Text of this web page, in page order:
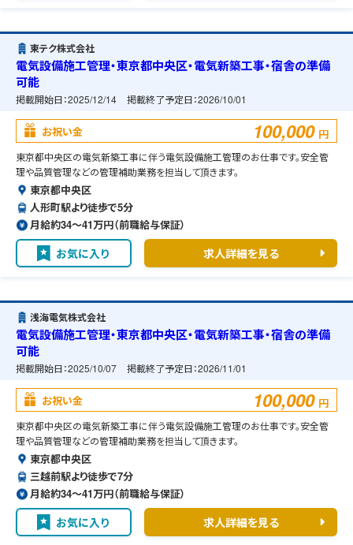
東テク株式会社
電気設備施工管理・東京都中央区・電気新築工事・宿舎の準備
可能
掲載開始日：2025/12/14 掲載終了予定日：2026/10/01
お祝い金 100,000 円
東京都中央区の電気新築工事に伴う電気設備施工管理のお仕事です。安全管
理や品質管理などの管理補助業務を担当して頂きます。
東京都中央区
人形町駅より徒歩で5分
月給約34〜41万円（前職給与保証）
お気に入り 求人詳細を見る
浅海電気株式会社
電気設備施工管理・東京都中央区・電気新築工事・宿舎の準備
可能
掲載開始日：2025/10/07 掲載終了予定日：2026/11/01
お祝い金 100,000 円
東京都中央区の電気新築工事に伴う電気設備施工管理のお仕事です。安全管
理や品質管理などの管理補助業務を担当して頂きます。
東京都中央区
三越前駅より徒歩で7分
月給約34〜41万円（前職給与保証）
お気に入り 求人詳細を見る